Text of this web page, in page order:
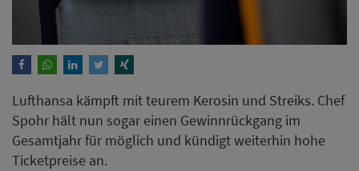
Lufthansa kämpft mit teurem Kerosin und Streiks. Chef
Spohr hält nun sogar einen Gewinnrückgang im
Gesamtjahr für möglich und kündigt weiterhin hohe
Ticketpreise an.